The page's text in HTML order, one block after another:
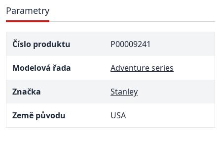
Parametry
Číslo produktu P00009241
Modelová řada Adventure series
Značka Stanley
Země původu USA